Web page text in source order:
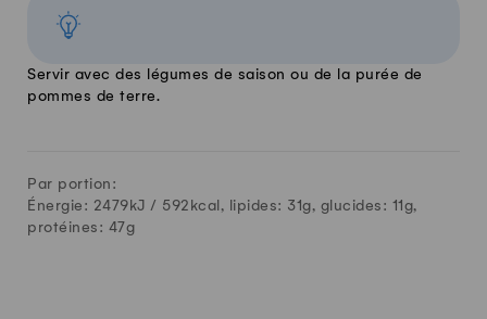
Servir avec des légumes de saison ou de la purée de
pommes de terre.
Par portion:
Énergie: 2479kJ / 592 kcal, lipides: 31g, glucides: 11g,
protéines: 47g